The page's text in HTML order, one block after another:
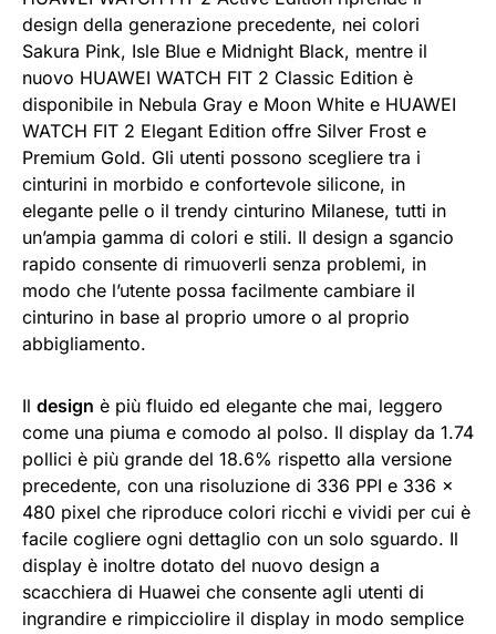
design della generazione precedente, nei colori
Sakura Pink, Isle Blue e Midnight Black, mentre il
nuovo HUAWEI WATCH FIT 2 Classic Edition è
disponibile in Nebula Gray e Moon White e HUAWEI
WATCH FIT 2 Elegant Edition offre Silver Frost e
Premium Gold. Gli utenti possono scegliere tra i
cinturini in morbido e confortevole silicone, in
elegante pelle o il trendy cinturino Milanese, tutti in
un’ampia gamma di colori e stili. Il design a sgancio
rapido consente di rimuoverli senza problemi, in
modo che l’utente possa facilmente cambiare il
cinturino in base al proprio umore o al proprio
abbigliamento.
Il design è più fluido ed elegante che mai, leggero
come una piuma e comodo al polso. Il display da 1.74
pollici è più grande del 18.6% rispetto alla versione
precedente, con una risoluzione di 336 PPI e 336 x
480 pixel che riproduce colori ricchi e vividi per cui è
facile cogliere ogni dettaglio con un solo sguardo. Il
display è inoltre dotato del nuovo design a
scacchiera di Huawei che consente agli utenti di
ingrandire e rimpicciolire il display in modo semplice